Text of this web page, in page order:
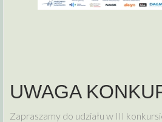
UWAGA
Zapraszamy do udziału w III